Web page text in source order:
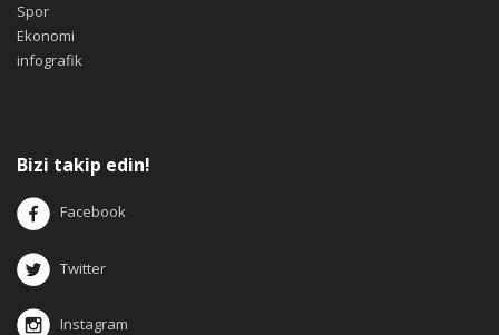
Spor
Ekonomi
infografik
Bizi takip edin!
Facebook
Twitter
Instagram